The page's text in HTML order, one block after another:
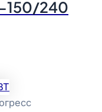
150/240